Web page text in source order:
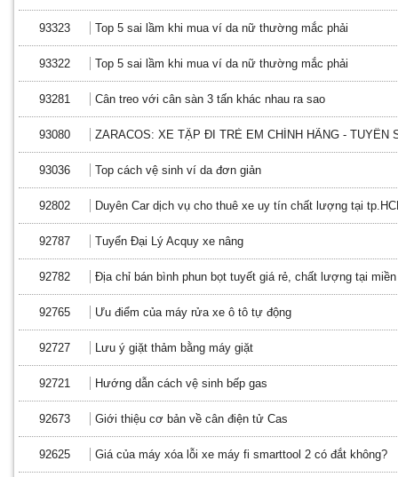
93323 Top 5 sai lầm khi mua ví da nữ thường mắc phải
93322 Top 5 sai lầm khi mua ví da nữ thường mắc phải
93281 Cân treo với cân sàn 3 tấn khác nhau ra sao
93080 ZARACOS: XE TẬP ĐI TRẺ EM CHÍNH HÃNG - TUYỂN
93036 Top cách vệ sinh ví da đơn giản
92802 Duyên Car dịch vụ cho thuê xe uy tín chất lượng tại
92787 Tuyển Đại Lý Acquy xe nâng
92782 Địa chỉ bán bình phun bọt tuyết giá rẻ, chất lượng tại miền
92765 Ưu điểm của máy rửa xe ô tô tự động
92727 Lưu ý giặt thảm bằng máy giặt
92721 Hướng dẫn cách vệ sinh bếp gas
92673 Giới thiệu cơ bản về cân điện tử Cas
92625 Giá của máy xóa lỗi xe máy fi smarttool 2 có đắt không?